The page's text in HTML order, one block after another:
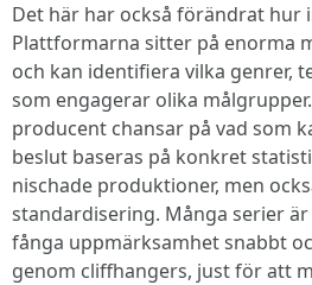
Det här har också förändrat hur
Plattformarna sitter på enorma
och kan identifiera vilka genrer,
som engagerar olika
producent chansar på vad som
beslut baseras på konkret
nischade produktioner, men
standardisering. Många serier
fånga uppmärksamhet snabbt
genom cliffhangers, just för att